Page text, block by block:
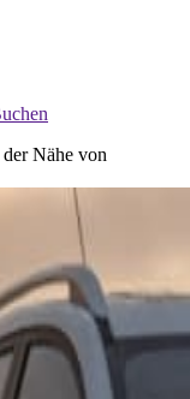
Nähe von